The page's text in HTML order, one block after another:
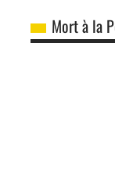
Mort à la